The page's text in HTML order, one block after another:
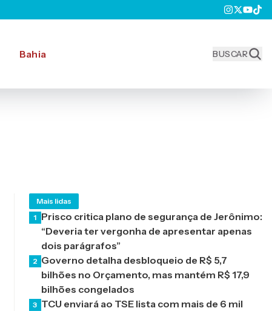
Bahia BUSCAR
Mais lidas
1 Prisco critica plano de segurança de Jerônimo:
“Deveria ter vergonha de apresentar apenas
dois parágrafos”
2 Governo detalha desbloqueio de R$ 5,7
bilhões no Orçamento, mas mantém R$ 17,9
bilhões congelados
3 TCU enviará ao TSE lista com mais de 6 mil